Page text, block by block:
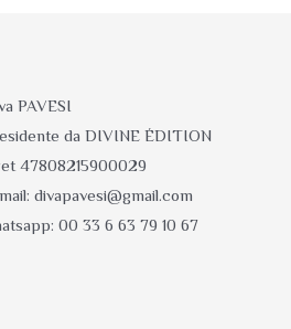
PAVESI
da DIVINE ÉDITION
47808215900029
divapavesi@gmail.com
00 33 6 63 79 10 67